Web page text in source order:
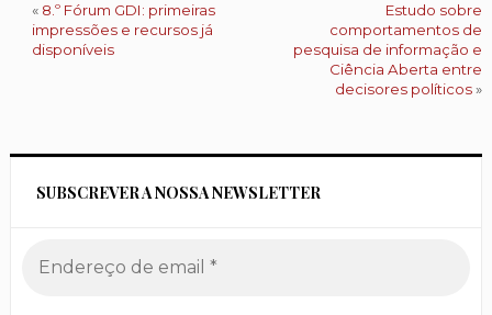
« 8.º Fórum GDI: primeiras
impressões e recursos já
disponíveis
Estudo sobre
comportamentos de
pesquisa de informação e
Ciência Aberta entre
decisores políticos»
SUBSCREVER A NOSSA NEWSLETTER